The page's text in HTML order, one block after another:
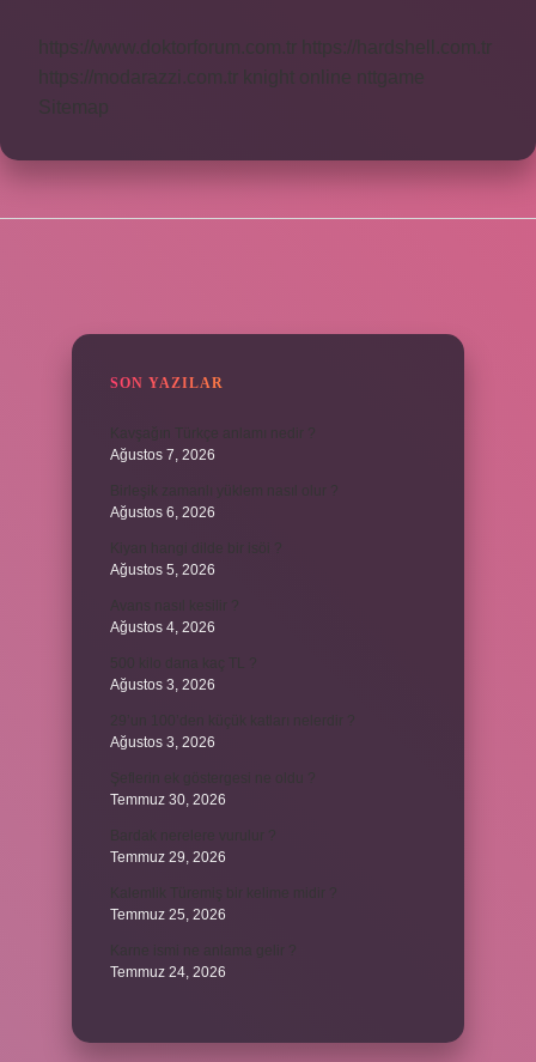
https://www.doktorforum.com.tr
https://hardshell.com.tr
https://modarazzi.com.tr
knight online
nttgame
Sitemap
SON YAZILAR
Ağustos 7, 2026
Ağustos 6, 2026
Ağustos 5, 2026
Ağustos 4, 2026
Ağustos 3, 2026
Ağustos 3, 2026
Temmuz 30, 2026
Temmuz 29, 2026
Temmuz 25, 2026
Temmuz 24, 2026